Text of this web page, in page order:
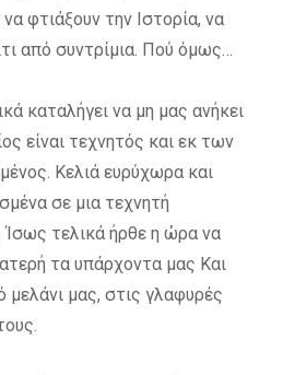
φτιάξουν την Ιστορία, να
από συντρίμια. Πού όμως…
καταλήγει να μη μας ανήκει
είναι τεχνητός και εκ των
Κελιά ευρύχωρα και
σε μια τεχνητή
Ίσως τελικά ήρθε η ώρα να
τα υπάρχοντα μας Και
μελάνι μας, στις γλαφυρές